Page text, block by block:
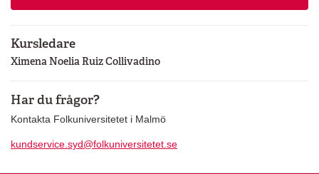
Kursledare
Ximena Noelia Ruiz Collivadino
Har du frågor?
Kontakta Folkuniversitetet i Malmö
kundservice.syd@folkuniversitetet.se